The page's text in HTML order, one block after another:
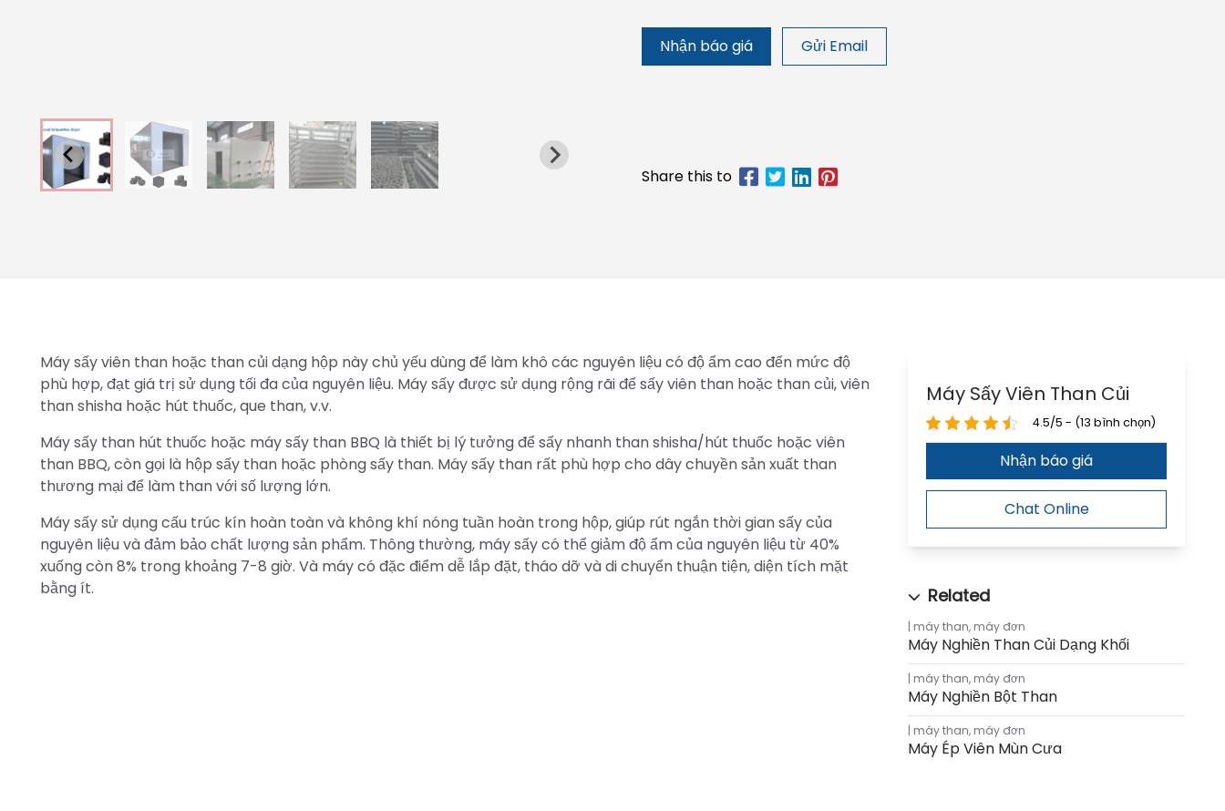
Nhận báo giá Gửi Email
Máy sấy viên than hoặc than củi dạng hộp này chủ yếu dùng để làm khô các nguyên liệu có độ ẩm cao đến mức độ
phù hợp, đạt giá trị sử dụng tối đa của nguyên liệu. Máy sấy được sử dụng rộng rãi để sấy viên than hoặc than củi, viên
than shisha hoặc hút thuốc, que than, v.v.
Máy sấy than hút thuốc hoặc máy sấy than BBQ là thiết bị lý tưởng để sấy nhanh than shisha/hút thuốc hoặc viên
than BBQ, còn gọi là hộp sấy than hoặc phòng sấy than. Máy sấy than rất phù hợp cho dây chuyền sản xuất than
thương mại để làm than với số lượng lớn.
Máy sấy sử dụng cấu trúc kín hoàn toàn và không khí nóng tuần hoàn trong hộp, giúp rút ngắn thời gian sấy của
nguyên liệu và đảm bảo chất lượng sản phẩm. Thông thường, máy sấy có thể giảm độ ẩm của nguyên liệu từ 40%
xuống còn 8% trong khoảng 7-8 giờ. Và máy có đặc điểm dễ lắp đặt, tháo dỡ và di chuyển thuận tiện, diện tích mặt
bằng ít.
Máy Sấy Viên Than Củi
4.5/5 - (13 bình chọn)
Nhận báo giá
Chat Online
máy than, máy đơn
Máy Nghiền Than Củi Dạng Khối
máy than, máy đơn
Máy Nghiền Bột Than
máy than, máy đơn
Máy Ép Viên Mùn Cưa